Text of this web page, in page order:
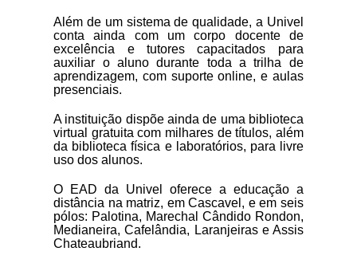
Vestibular
Além de um sistema de qualidade, a Univel
conta ainda com um corpo docente de
excelência e tutores capacitados para
auxiliar o aluno durante toda a trilha de
aprendizagem, com suporte online, e aulas
presenciais.
A instituição dispõe ainda de uma biblioteca
virtual gratuita com milhares de títulos, além
da biblioteca física e laboratórios, para livre
uso dos alunos.
O EAD da Univel oferece a educação a
distância na matriz, em Cascavel, e em seis
pólos: Palotina, Marechal Cândido Rondon,
Medianeira, Cafelândia, Laranjeiras e Assis
Chateaubriand.